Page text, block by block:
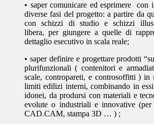
• saper comunicare ed esprimere con
diverse fasi del progetto: a partire da
con schizzi di studio e schizzi
libera, per giungere a quelle di
dettaglio esecutivo in scala reale;
• saper definire e progettare prodotti
plurifunzionali ( contenitori e
scale, contropareti, e controsoffitti ) in
limiti edilizi interni, combinando in
idonei, da prodursi con materiali e
evolute o industriali e innovative (per
CAD.CAM, stampa 3D … ) ;